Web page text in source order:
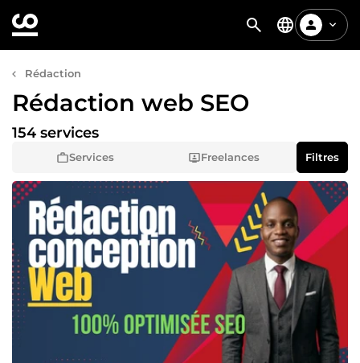
Rédaction
Rédaction web SEO
Services Freelances
154 services
Filtres